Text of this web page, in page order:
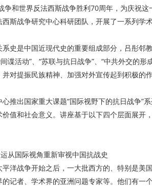
争和世界反法西斯战争胜利70周年，为庆祝
斯战争研究中心科研团队，开展了一系列学
史是中国近现代史的重要组成部分，吕彤邻
谍活动”、“苏联与抗日战争”、“中共外交的
对提振民族精神、加强对外宣传起到积极的作
推出国家重大课题“国际视野下的抗日战争”
值和社会意义。讲座基于以下四个层面展
从国际视角重新审视中国抗战史
洋战争开始之后，一大批西方的、特别是美
记者、学术界的亚洲问题专家等。他们有